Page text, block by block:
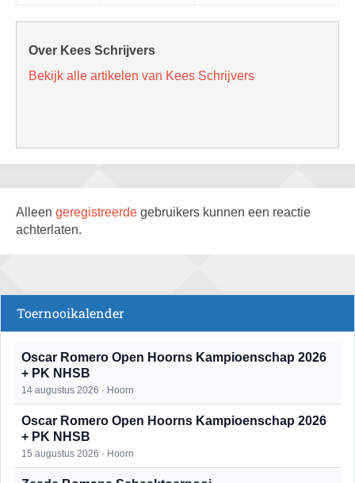
Over Kees Schrijvers
Bekijk alle artikelen van Kees Schrijvers
Alleen geregistreerde gebruikers kunnen een reactie
achterlaten.
Toernooikalender
Oscar Romero Open Hoorns Kampioenschap 2026
+ PK NHSB
14 augustus 2026 · Hoorn
Oscar Romero Open Hoorns Kampioenschap 2026
+ PK NHSB
15 augustus 2026 · Hoorn